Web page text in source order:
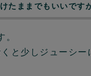
たままでもいいです
と少しジューシー